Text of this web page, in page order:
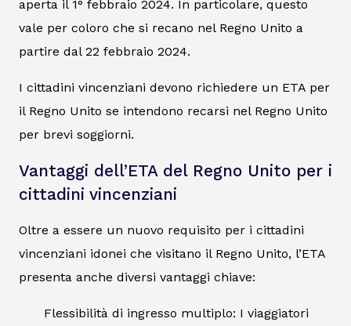
aperta il 1° febbraio 2024. In particolare, questo
vale per coloro che si recano nel Regno Unito a
partire dal 22 febbraio 2024.
I cittadini vincenziani devono richiedere un ETA per
il Regno Unito se intendono recarsi nel Regno Unito
per brevi soggiorni.
Vantaggi dell’ETA del Regno Unito per i
cittadini vincenziani
Oltre a essere un nuovo requisito per i cittadini
vincenziani idonei che visitano il Regno Unito, l’ETA
presenta anche diversi vantaggi chiave:
Flessibilità di ingresso multiplo: I viaggiatori